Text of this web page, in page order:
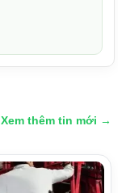
Xem thêm tin mới →